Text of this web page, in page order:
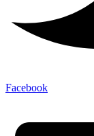
Facebook